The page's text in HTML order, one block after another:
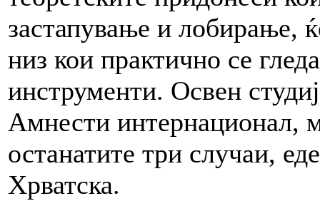
застапување и лобирање,
низ кои практично се
инструменти. Освен
Амнести интернационал,
останатите три случаи,
Хрватска.